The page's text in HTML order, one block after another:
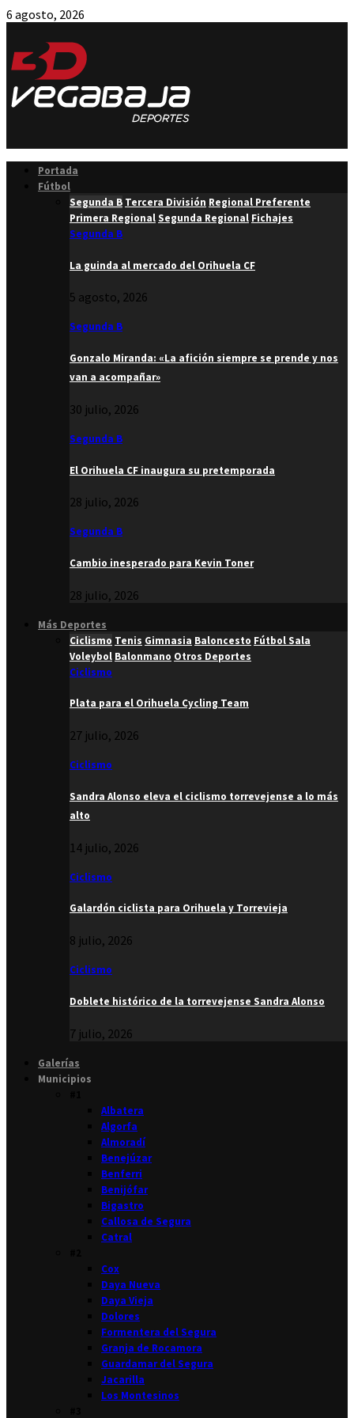
6 agosto, 2026
Portada
Fútbol
Segunda B Tercera División Regional Preferente
Primera RegionalSegunda Regional Fichajes
Segunda B
La guinda al mercado del Orihuela CF
5 agosto, 2026
Segunda B
Gonzalo Miranda: «La afición siempre se prende y nos
van a acompañar»
30 julio, 2026
Segunda B
El Orihuela CF inaugura su pretemporada
28 julio, 2026
Segunda B
Cambio inesperado para Kevin Toner
28 julio, 2026
Más Deportes
Ciclismo Tenis Gimnasia Baloncesto Fútbol Sala
Voleybol Balonmano Otros Deportes
Ciclismo
Plata para el Orihuela Cycling Team
27 julio, 2026
Ciclismo
Sandra Alonso eleva el ciclismo torrevejense a lo más
alto
14 julio, 2026
Ciclismo
Galardón ciclista para Orihuela y Torrevieja
8 julio, 2026
Ciclismo
Doblete histórico de la torrevejense Sandra Alonso
7 julio, 2026
Galerías
Municipios
Albatera
Algorfa
Almoradí
Benejúzar
Benferri
Benijófar
Bigastro
Callosa de Segura
Catral
Cox
Daya Nueva
Daya Vieja
Dolores
Formentera del Segura
Granja de Rocamora
Guardamar del Segura
Jacarilla
Los Montesinos